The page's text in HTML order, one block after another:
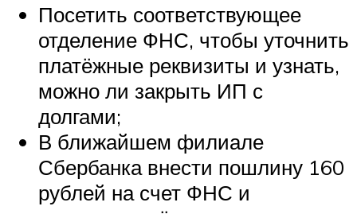
Посетить соответствующее
отделение ФНС, чтобы уточнить
платёжные реквизиты и узнать,
можно ли закрыть ИП с
долгами;
В ближайшем филиале
Сбербанка внести пошлину 160
рублей на счет ФНС и